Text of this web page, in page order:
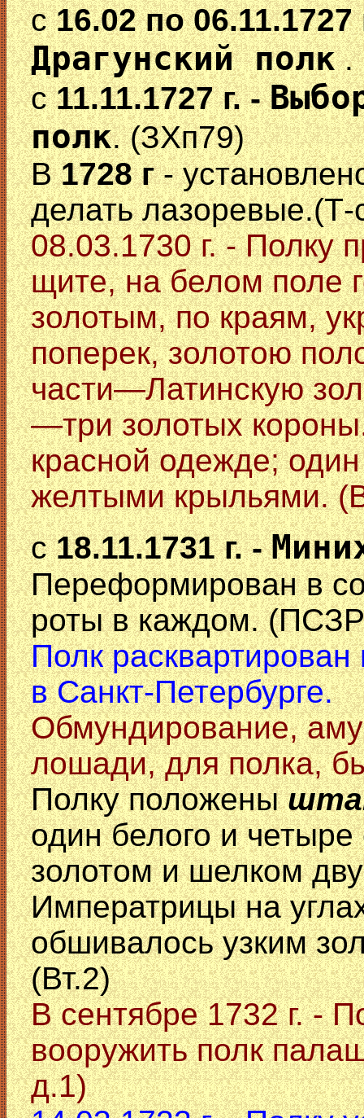
с16.02 по 06.11.1727
Драгунский полк.
с11.11.1727 г. -
полк. (ЗХп79)
В1728 г-
делать лазоревые.(Т-
08.03.1730 г. - Полку
щите, на белом поле
золотым, по краям,
поперек, золотою
части—Латинскую
—три золотых
красной одежде;
желтыми крыльями.
с18.11.1731 г. -
Переформирован в
роты в каждом.
Полк
в Санкт-Петербурге.
Обмундирование,
лошади, для полка,
Полку положены
один белого и
золотом и шелком
Императрицы на
обшивалось узким
(Вт.2)
В сентябре 1732 г. -
вооружить полк
д.1)